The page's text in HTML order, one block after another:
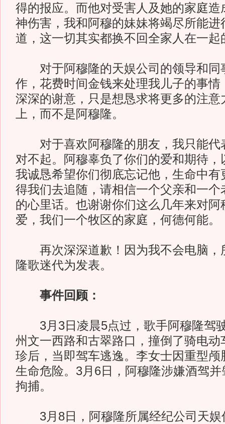
得的报应。而他对受害人及她的家庭造
神伤害，我和阿穆的妹妹将竭尽所能进
道，这一切其实都换不回全家人在一起
对于阿穆隆的天娱公司的领导和同
作，花费时间金钱来处理我儿子的事情
深深的谢意，只是想恳求将更多的注意
上，而不是阿穆隆。
对于喜欢阿穆隆的朋友，我只能代
对不起。阿穆辜负了你们的爱和期待，
我诚恳希望你们彻底忘记他，生命中有
得我们去追随，请相信一个父亲和一个
的心里话。也谢谢你们这么几年来对阿
爱，我们一个牧区的家庭，何德何能。
再次深深道歉！因为我不会电脑，
隆歌迷代为发表。
事件回顾：
3月3日凌晨5点过，歌手阿穆隆驾
州文一西路和古翠路口，撞倒了骑电动
珍后，当即驾车逃逸。李女士因重型颅
生命危险。3月6日，阿穆隆涉嫌酒驾
拘捕。
3月8日，阿穆隆所属经纪公司天娱